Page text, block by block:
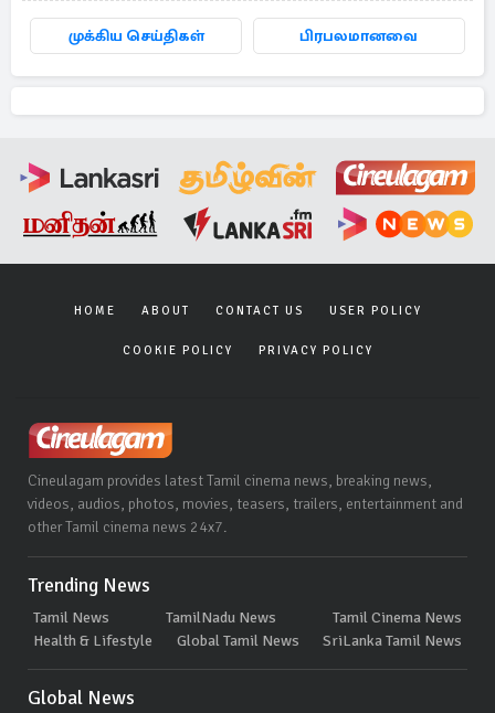
முக்கிய செய்திகள் பிரபலமானவை
HOME ABOUT CONTACT US USER POLICY
COOKIE POLICY PRIVACY POLICY
Cineulagam provides latest Tamil cinema news, breaking news,
videos, audios, photos, movies, teasers, trailers, entertainment and
other Tamil cinema news 24x7.
Trending News
Tamil News TamilNadu News
Tamil Cinema News
Health & Lifestyle
Global Tamil News SriLanka Tamil News
Global News